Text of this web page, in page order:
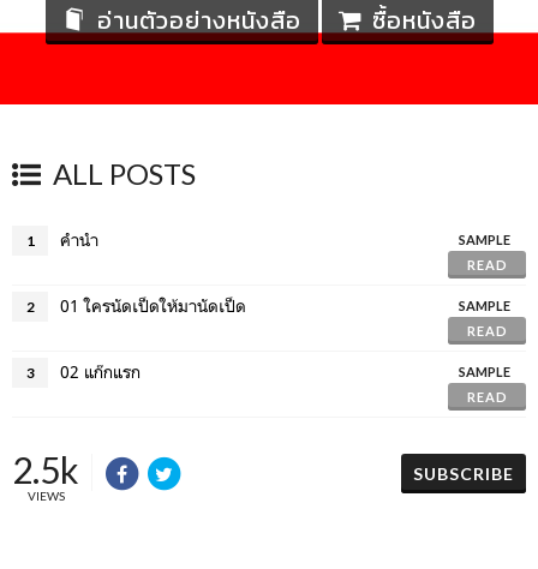
อ่านตัวอย่างหนังสือ ซื้อหนังสือ
ALL POSTS
1 คำนำ
SAMPLE
READ
2 01 ใครนัดเป็ดให้มานัดเป็ด
SAMPLE
READ
3 02 แก๊กแรก
SAMPLE
READ
2.5k
VIEWS
SUBSCRIBE